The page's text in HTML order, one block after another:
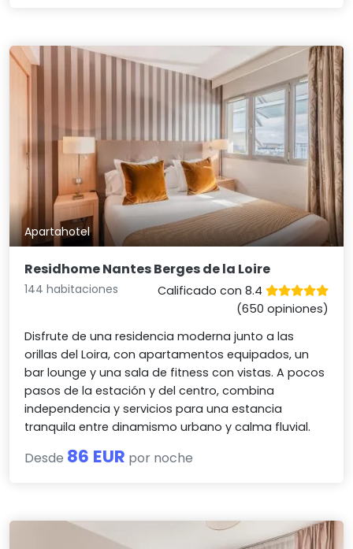
Apartahotel
Residhome Nantes Berges de la Loire
144 habitaciones
Calificado con 8.4
(650 opiniones)
Disfrute de una residencia moderna junto a las
orillas del Loira, con apartamentos equipados, un
bar lounge y una sala de fitness con vistas. A pocos
pasos de la estación y del centro, combina
independencia y servicios para una estancia
tranquila entre dinamismo urbano y calma fluvial.
Desde 86 EUR por noche